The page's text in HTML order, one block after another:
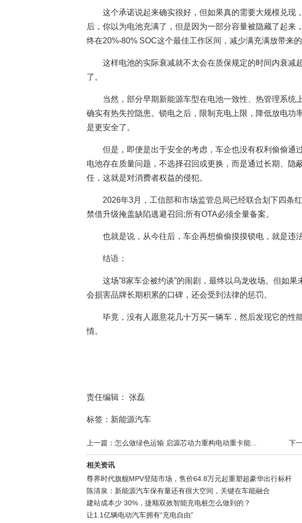
这个承诺说起来确实很好，但如果真的需要大规模兑现
后，你以为电池充满了，但是因为一部分容量被隐藏了起来
终在20%-80% SOC这个最佳工作区间，减少满充满放带来
这样电池的实际衰减就不太会在质保规定的时间内衰减
了。
当然，部分早期新能源车型在电池一致性、热管理系统
确实有热失控隐患。锁电之后，限制充电上限，降低放电功
是更安全了。
但是，即便是出于安全的考虑，车企也没有权利偷偷通
电池存在质量问题，不选择召回或更换，而是通过长期、隐
任，这就是对消费者权益的侵犯。
2026年3月，工信部和市场监管总局已经联合划下四条
禁借升级掩盖缺陷逃避召回;所有OTA必须全量备案。
也就是说，从今往后，车企再想偷偷摸摸锁电，就是违法
结语：
这场”8家车企被约谈”的闹剧，最终以乌龙收场。但如
会损害品牌长期积累的口碑，还会受到法律的惩罚。
毕竟，没有人愿意花几十万买一辆车，然后发现它的性
情。
责任编辑： 张磊
标签：新能源汽车
上一篇：怎么做绿色运输 启源芯动力重构电动重卡能... 下
相关资讯
尊界时代旗舰MPV登陆市场，售价64.8万元起重塑超豪华出行标杆
陈清泉：新能源汽车保有量还有很大空间，关键在车能融合
建站成本少 30%，捷顺双效智能充电桩怎么做到的？
让1.1亿辆电动汽车拥有“充电自由”